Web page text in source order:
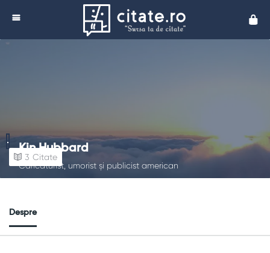
Kin Hubbard
Caricaturist, umorist și publicist american
3 Citate
Despre